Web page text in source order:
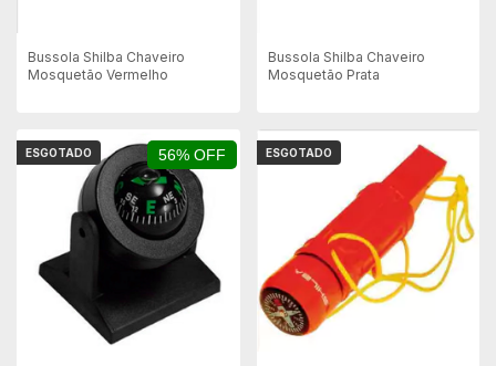
Bussola Shilba Chaveiro
Mosquetão Vermelho
Bussola Shilba Chaveiro
Mosquetão Prata
56% OFF
ESGOTADO ESGOTADO